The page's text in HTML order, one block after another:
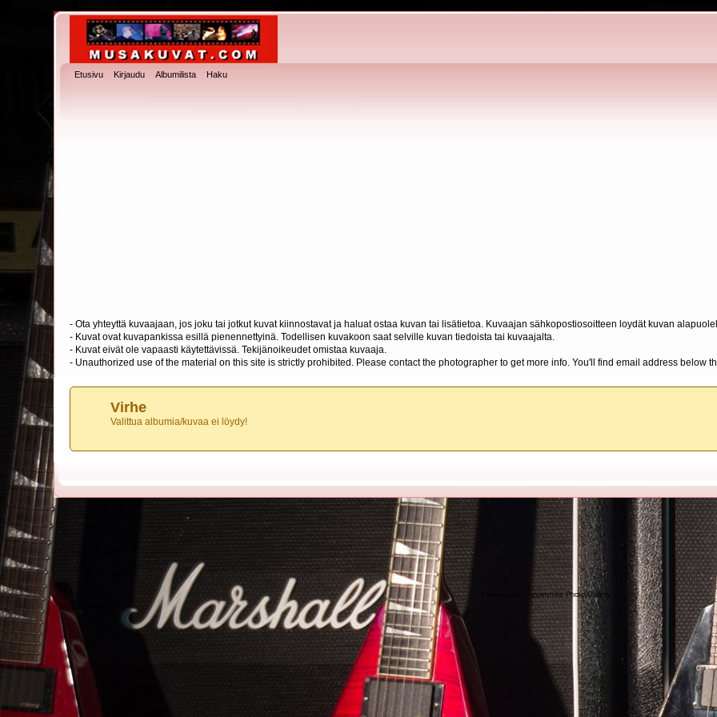
Etusivu Kirjaudu Albumilista Haku
- Ota yhteyttä kuvaajaan, jos joku tai jotkut kuvat kiinnostavat ja haluat ostaa kuvan tai lisätietoa. Kuvaajan sähkopostiosoitteen loydät kuvan
- Kuvat ovat kuvapankissa esillä pienennettyinä. Todellisen kuvakoon saat selville kuvan tiedoista tai kuvaajalta.
- Kuvat eivät ole vapaasti käytettävissä. Tekijänoikeudet omistaa kuvaaja.
- Unauthorized use of the material on this site is strictly prohibited. Please contact the photographer to get more info. You'll find email address below
Virhe
Valittua albumia/kuvaa ei löydy!
Powered by Coppermine Photo Gallery